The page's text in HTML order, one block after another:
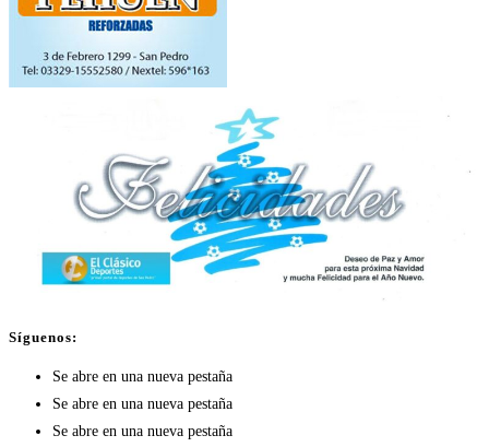
Síguenos:
Se abre en una nueva pestaña
Se abre en una nueva pestaña
Se abre en una nueva pestaña